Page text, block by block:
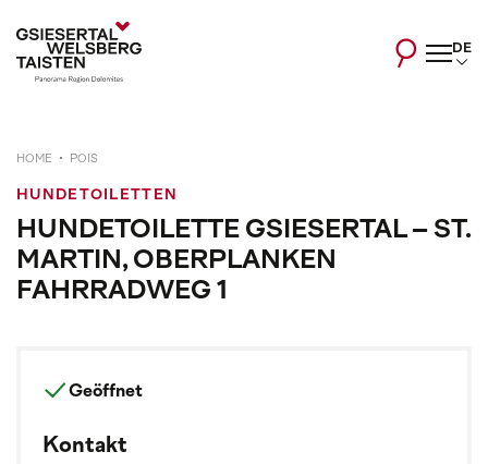
DE
HOME POIS
HUNDETOILETTEN
HUNDETOILETTE GSIESERTAL – ST.
MARTIN, OBERPLANKEN
FAHRRADWEG 1
Geöffnet
Kontakt